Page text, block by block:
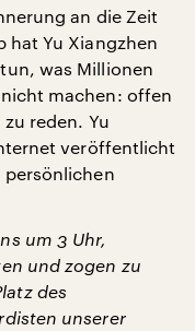
an die Zeit
hat Yu Xiangzhen
was Millionen
machen: offen
reden. Yu
veröffentlicht
persönlichen
um 3 Uhr,
und zogen zu
des
unserer